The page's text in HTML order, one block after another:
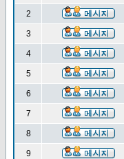
2
3
4
5
6
7
8
9